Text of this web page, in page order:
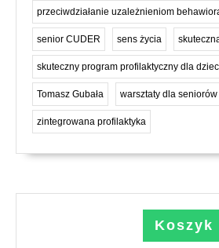
przeciwdziałanie uzależnieniom
senior CUDER sens życia
skuteczny program profilaktyczny dla
Tomasz Gubała warsztaty dla seniorów
zintegrowana profilaktyka
Koszyk